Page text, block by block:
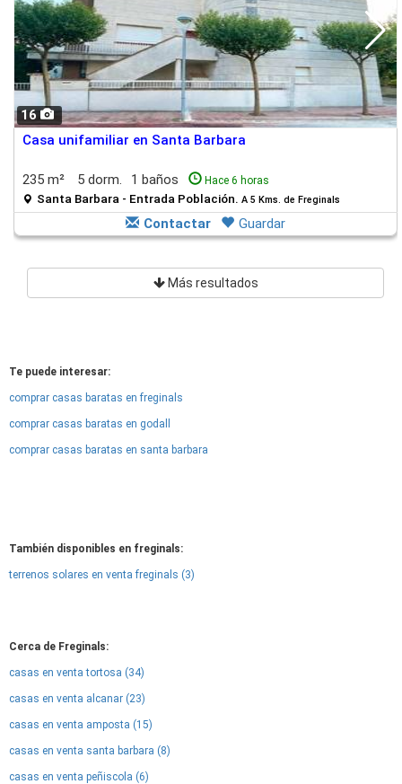
16
Casa unifamiliar en Santa Barbara
235 m² 5 dorm. 1 baños Hace 6 horas
Santa Barbara - Entrada Población. A 5 Kms. de Freginals
Contactar Guardar
Más resultados
Te puede interesar:
comprar casas baratas en freginals
comprar casas baratas en godall
comprar casas baratas en santa barbara
También disponibles en freginals:
terrenos solares en venta freginals (3)
Cerca de Freginals:
casas en venta tortosa (34)
casas en venta alcanar (23)
casas en venta amposta (15)
casas en venta santa barbara (8)
casas en venta peñiscola (6)